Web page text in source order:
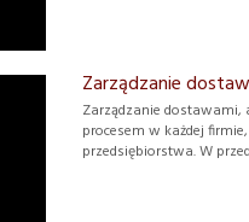
Zarządzanie
Zarządzanie
procesem w każdej
przedsiębiorstwa. W